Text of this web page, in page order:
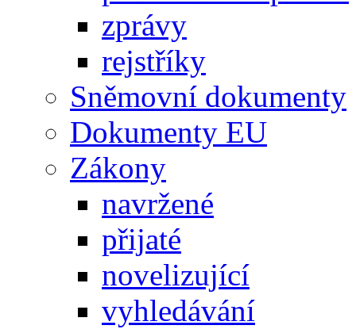
zprávy
rejstříky
Sněmovní dokumenty
Dokumenty EU
Zákony
navržené
přijaté
novelizující
vyhledávání